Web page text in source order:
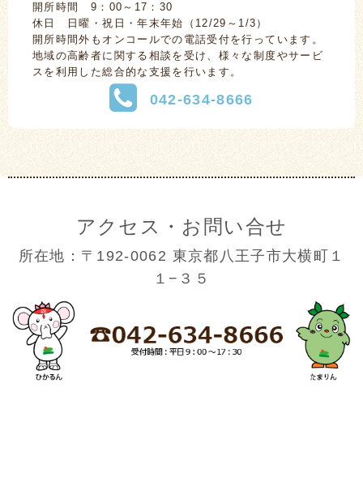
開所時間 9：00～17：30
休日 日曜・祝日・年末年始（12/29～1/3）
開所時間外もオンコールでの電話受付を行っています。
地域の高齢者に関する相談を受け、様々な制度やサービ
スを利用した総合的な支援を行います。
042-634-8666
アクセス・お問い合せ
所在地：〒192-0062 東京都八王子市大横町１
１−３５